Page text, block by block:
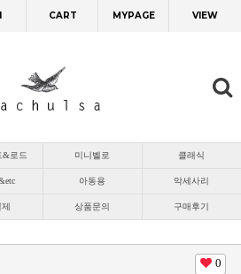
CART MYPAGE VIEW
&로드 미니벨로 클래식
아동용 악세사리
제 상품문의 구매후기
0